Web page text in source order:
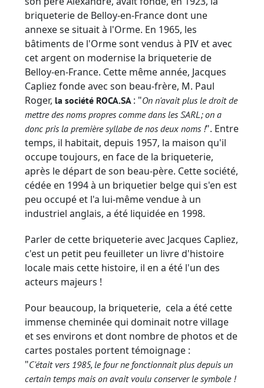
briqueterie de Belloy-en-France dont une
annexe se situait à l'Orme. En 1965, les
bâtiments de l'Orme sont vendus à PIV et avec
cet argent on modernise la briqueterie de
Belloy-en-France. Cette même année, Jacques
Capliez fonde avec son beau-frère, M. Paul
Roger, la société ROCA.SA : "On n'avait plus le droit de
mettre des noms propres comme dans les SARL; on a
donc pris la première syllabe de nos deux noms !". Entre
temps, il habitait, depuis 1957, la maison qu'il
occupe toujours, en face de la briqueterie,
après le départ de son beau-père. Cette société,
cédée en 1994 à un briquetier belge qui s'en est
peu occupé et l'a lui-même vendue à un
industriel anglais, a été liquidée en 1998.
Parler de cette briqueterie avec Jacques Capliez,
c'est un petit peu feuilleter un livre d'histoire
locale mais cette histoire, il en a été l'un des
acteurs majeurs !
Pour beaucoup, la briqueterie, cela a été cette
immense cheminée qui dominait notre village
et ses environs et dont nombre de photos et de
cartes postales portent témoignage :
"C'était vers 1985, le four ne fonctionnait plus depuis un
certain temps mais on avait voulu conserver le symbole !